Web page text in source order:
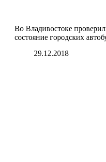
Во Владивостоке
состояние городских
29.12.2018